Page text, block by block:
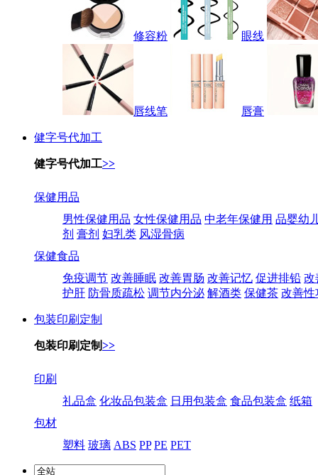
修容粉 眼线
唇线笔 唇膏
健字号代加工
健字号代加工>>
保健用品
男性保健用品 女性保健用品 中老年保健用 品婴幼
剂 膏剂 妇乳类 风湿骨病
保健食品
免疫调节 改善睡眠 改善胃肠 改善记忆 促进排铅 改
护肝 防骨质疏松 调节内分泌 解酒类 保健茶 改善性
包装印刷定制
包装印刷定制>>
印刷
礼品盒 化妆品包装盒 日用包装盒 食品包装盒 纸箱
包材
塑料 玻璃 ABS PP PE PET